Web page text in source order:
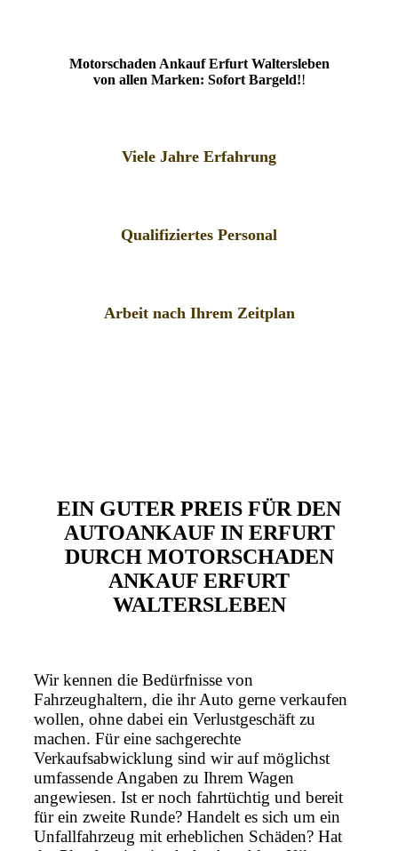
Motorschaden Ankauf Erfurt Waltersleben
von allen Marken: Sofort Bargeld!!
Viele Jahre Erfahrung
Qualifiziertes Personal
Arbeit nach Ihrem Zeitplan
EIN GUTER PREIS FÜR DEN
AUTOANKAUF IN ERFURT
DURCH MOTORSCHADEN
ANKAUF ERFURT
WALTERSLEBEN
Wir kennen die Bedürfnisse von
Fahrzeughaltern, die ihr Auto gerne verkaufen
wollen, ohne dabei ein Verlustgeschäft zu
machen. Für eine sachgerechte
Verkaufsabwicklung sind wir auf möglichst
umfassende Angaben zu Ihrem Wagen
angewiesen. Ist er noch fahrtüchtig und bereit
für ein zweite Runde? Handelt es sich um ein
Unfallfahrzeug mit erheblichen Schäden? Hat